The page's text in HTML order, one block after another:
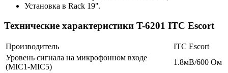
Установка в Rack 19".
Технические характеристики T-6201 ITC Escort
Производитель
ITC Escort
Уровень сигнала на микрофонном входе
(MIC1-MIC5)
1.8мВ/600 Ом